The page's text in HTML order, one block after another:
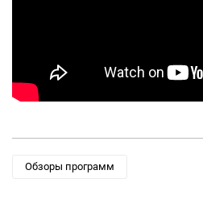
Обзоры программ